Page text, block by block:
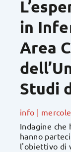
in
Area
Studi
info |
Indagine che
hanno
l'obiettivo di